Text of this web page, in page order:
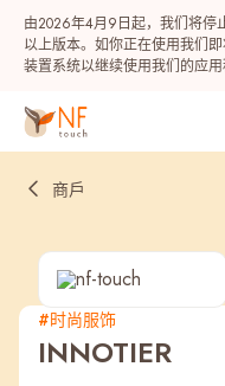
由2026年4月9日起，我们将停
以上版本。如你正在使用我们
装置系统以继续使用我们的应用
热门
商戶
#时尚服饰
INNOTIER